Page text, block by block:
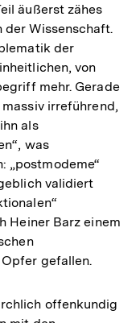
äußerst zähes
der Wissenschaft.
der
von
mehr. Gerade
irreführend,
als
was
„postmodeme“
validiert
Heiner Barz einem
gefallen.
offenkundig